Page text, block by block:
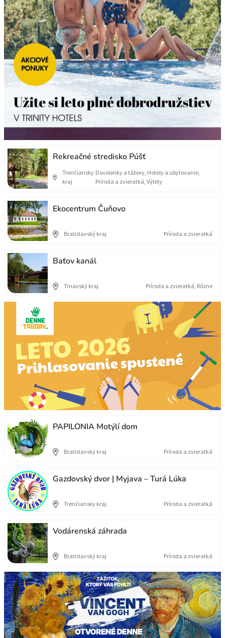
Rekreačné stredisko Púšť
Trenčiansky
kraj
Dovolenky a tábory, Hotely a ubytovanie,
Príroda a zvieratká, Výlety
Ekocentrum Čuňovo
Bratislavský kraj Príroda a zvieratká
Baťov kanál
Trnavský kraj Príroda a zvieratká, Rôzne
PAPILONIA Motýlí dom
Bratislavský kraj Príroda a zvieratká
Gazdovský dvor | Myjava – Turá Lúka
Trenčiansky kraj Príroda a zvieratká
Vodárenská záhrada
Bratislavský kraj Príroda a zvieratká